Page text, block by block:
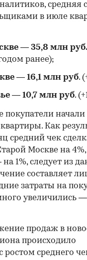
средняя
в июле
— 35,8 млн руб.
ранее);
— 16,1 млн руб.
— 10,7 млн руб.
покупатели
Как
средний чек
Москве на 4%,
1%, следует из
составляет
затраты на
увеличились —
продаж в
происходило
ростом среднего